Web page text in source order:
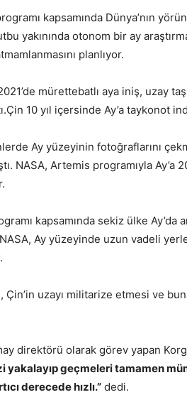
kapsamında Dünya’nın
yakınında otonom bir ay
planlıyor.
mürettebatlı aya iniş, uzay
10 yıl içersinde Ay’a taykonot
Ay yüzeyinin fotoğraflarını
NASA, Artemis programıyla
kapsamında sekiz ülke
NASA, Ay yüzeyinde uzun vadeli
uzayı militarize etmesi ve
direktörü olarak görev yapan
yakalayıp geçmeleri tamamen
derecede hızlı.” dedi.